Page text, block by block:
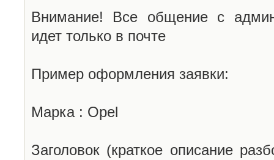
Внимание! Все общение с
идет только в почте
Пример оформления заявки:
Марка : Opel
Заголовок (краткое описание